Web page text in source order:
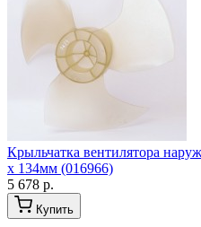
Крыльчатка вентилятора
x 134мм (016966)
5 678 р.
Купить